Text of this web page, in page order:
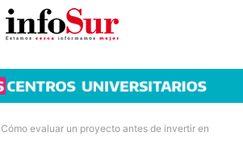
Cómo evaluar un proyecto antes de invertir en